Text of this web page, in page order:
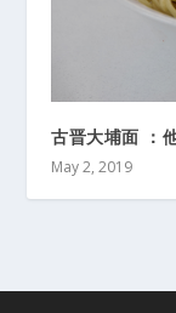
古晋大埔面 ：
May 2, 2019